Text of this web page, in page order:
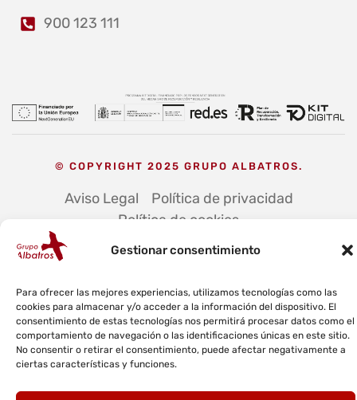
Gestionar consentimiento
Para ofrecer las mejores experiencias, utilizamos tecnologías como las
cookies para almacenar y/o acceder a la información del dispositivo. El
consentimiento de estas tecnologías nos permitirá procesar datos como el
comportamiento de navegación o las identificaciones únicas en este sitio.
No consentir o retirar el consentimiento, puede afectar negativamente a
ciertas características y funciones.
900 123 111
© COPYRIGHT 2025 GRUPO ALBATROS.
Aviso Legal
Política de privacidad
Política de cookies
Política de calidad y medioambiente